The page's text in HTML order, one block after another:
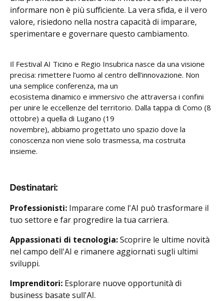
informare non è più sufficiente. La vera sfida, e il vero
valore, risiedono nella nostra capacità di imparare,
sperimentare e governare questo cambiamento.
Il Festival AI Ticino e Regio Insubrica nasce da una visione
precisa: rimettere l’uomo al centro dell’innovazione. Non
una semplice conferenza, ma un
ecosistema dinamico e immersivo che attraversa i confini
per unire le eccellenze del territorio. Dalla tappa di Como (8
ottobre) a quella di Lugano (19
novembre), abbiamo progettato uno spazio dove la
conoscenza non viene solo trasmessa, ma costruita
insieme.
Destinatari:
Professionisti: Imparare come l'AI può trasformare il
tuo settore e far progredire la tua carriera.
Appassionati di tecnologia:Scoprire le ultime novità
nel campo dell'AI e rimanere aggiornati sugli ultimi
sviluppi.
Imprenditori: Esplorare nuove opportunità di
business basate sull'AI.